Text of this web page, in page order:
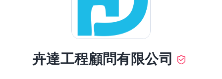
卉達工程顧問有限公司